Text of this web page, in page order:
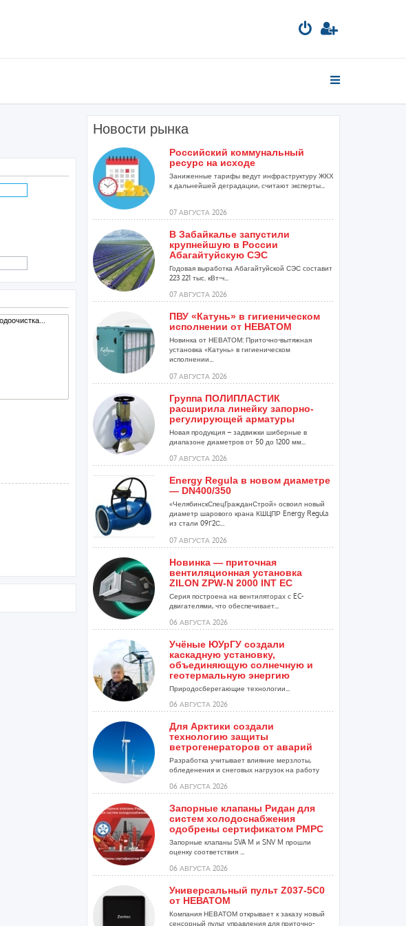
Новости рынка
Российский коммунальный
ресурс на исходе
Заниженные тарифы ведут инфраструктуру ЖКХ
к дальнейшей деградации, считают эксперты...
07 АВГУСТА 2026
В Забайкалье запустили
крупнейшую в России
Абагайтуйскую СЭС
Годовая выработка Абагайтуйской СЭС составит
223 221 тыс. кВт-ч...
07 АВГУСТА 2026
ПВУ «Катунь» в гигиеническом
исполнении от НЕВАТОМ
Новинка от НЕВАТОМ: Приточно-вытяжная
установка «Катунь» в гигиеническом
исполнении...
07 АВГУСТА 2026
Группа ПОЛИПЛАСТИК
расширила линейку запорно-
регулирующей арматуры
Новая продукция – задвижки шиберные в
диапазоне диаметров от 50 до 1200 мм...
07 АВГУСТА 2026
Energy Regula в новом диаметре
— DN400/350
«ЧелябинскСпецГражданСтрой» освоил новый
диаметр шарового крана КШЦПР Energy Regula
из стали 09Г2С...
07 АВГУСТА 2026
Новинка — приточная
вентиляционная установка
ZILON ZPW-N 2000 INT EC
Серия построена на вентиляторах с EC-
двигателями, что обеспечивает...
06 АВГУСТА 2026
Учёные ЮУрГУ создали
каскадную установку,
объединяющую солнечную и
геотермальную энергию
Природосберегающие технологии...
06 АВГУСТА 2026
Для Арктики создали
технологию защиты
ветрогенераторов от аварий
Разработка учитывает влияние мерзлоты,
обледенения и снеговых нагрузок на работу
06 АВГУСТА 2026
Запорные клапаны Ридан для
систем холодоснабжения
одобрены сертификатом РМРС
Запорные клапаны SVA M и SNV M прошли
оценку соответствия ...
06 АВГУСТА 2026
Универсальный пульт Z037-5C0
от НЕВАТОМ
Компания НЕВАТОМ открывает к заказу новый
сенсорный пульт управления для приточно-